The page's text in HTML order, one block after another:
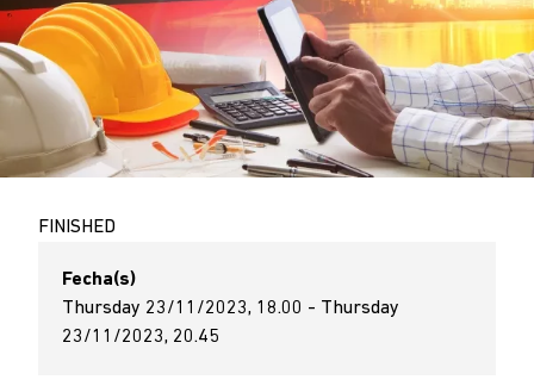
FINISHED
Fecha(s)
Thursday 23/11/2023, 18.00 - Thursday
23/11/2023, 20.45